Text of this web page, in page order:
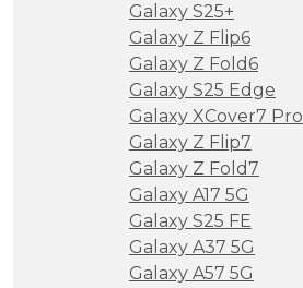
Galaxy S25+
Galaxy Z Flip6
Galaxy Z Fold6
Galaxy S25 Edge
Galaxy XCover7 Pro
Galaxy Z Flip7
Galaxy Z Fold7
Galaxy A17 5G
Galaxy S25 FE
Galaxy A37 5G
Galaxy A57 5G